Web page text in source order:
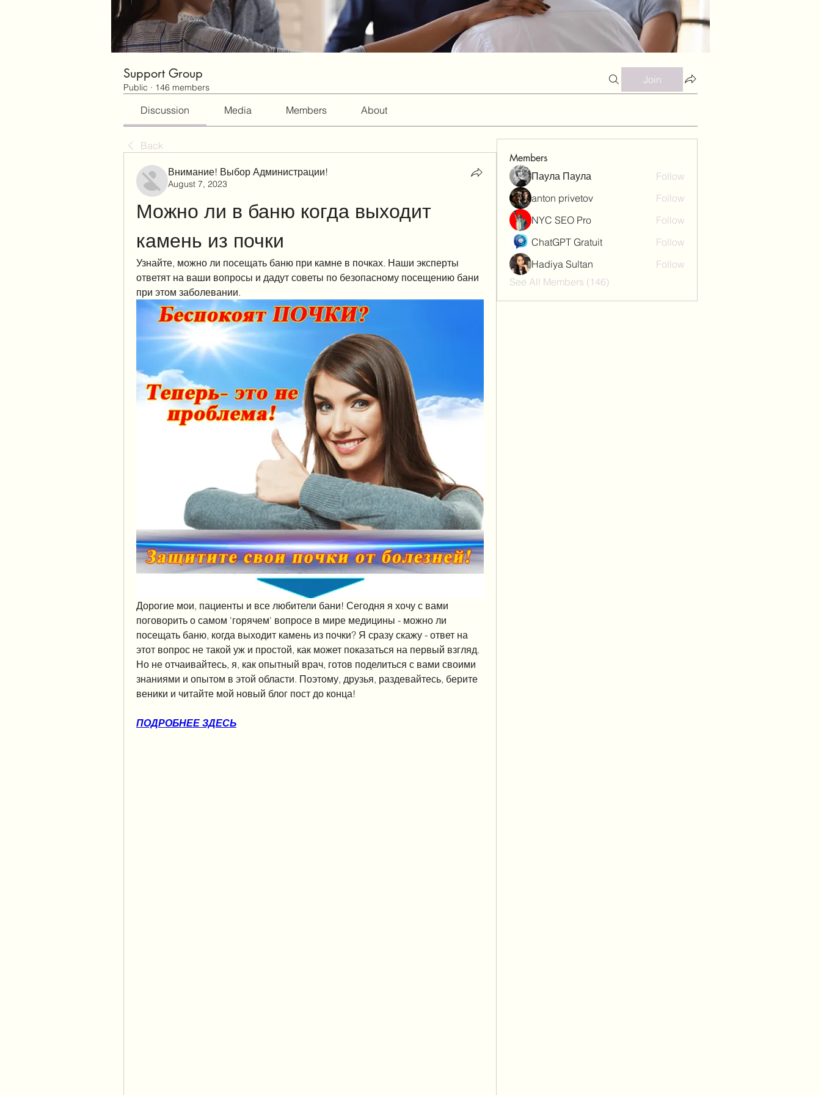
Support Group
Public · 146 members
Join
Discussion Media Members About
Back
Внимание! Выбор Администрации!
August 7, 2023
Можно ли в баню когда выходит
камень из почки
Узнайте, можно ли посещать баню при камне в почках. Наши эксперты
ответят на ваши вопросы и дадут советы по безопасному посещению бани
при этом заболевании.
Дорогие мои, пациенты и все любители бани! Сегодня я хочу с вами
поговорить о самом 'горячем' вопросе в мире медицины - можно ли
посещать баню, когда выходит камень из почки? Я сразу скажу - ответ на
этот вопрос не такой уж и простой, как может показаться на первый взгляд.
Но не отчаивайтесь, я, как опытный врач, готов поделиться с вами своими
знаниями и опытом в этой области. Поэтому, друзья, раздевайтесь, берите
веники и читайте мой новый блог пост до конца!
ПОДРОБНЕЕ ЗДЕСЬ
Members
Паула Паула
Follow
anton privetov
Follow
NYC SEO Pro
Follow
ChatGPT Gratuit
Follow
Hadiya Sultan
Follow
See All Members (146)